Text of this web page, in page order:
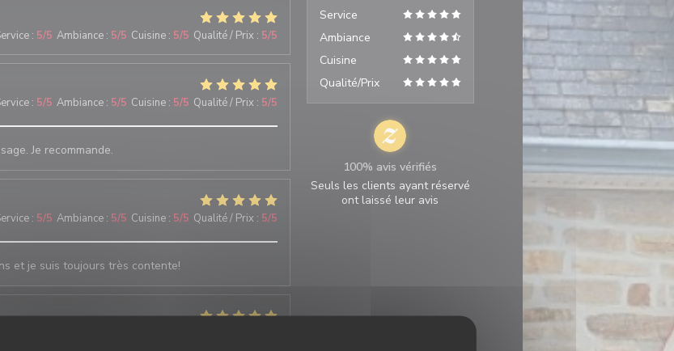
: 5/5 Ambiance: 5/5 Cuisine: 5/5 Qualité / Prix: 5/5
: 5/5 Ambiance: 5/5 Cuisine: 5/5 Qualité / Prix: 5/5
Je recommande.
: 5/5 Ambiance: 5/5 Cuisine: 5/5 Qualité / Prix : 5/5
et je suis toujours très contente!
Service
Ambiance
Cuisine
Qualité/Prix
100% avis vérifiés
Seuls les clients ayant réservé
ont laissé leur avis